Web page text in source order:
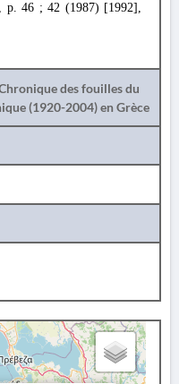
p. 46 ; 42 (1987) [1992],
des fouilles du
(1920-2004) en Grèce